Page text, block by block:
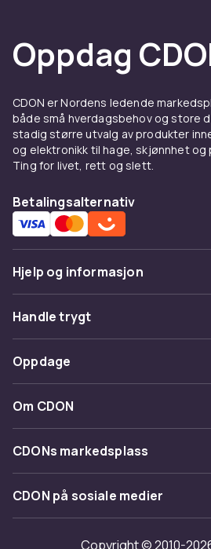
Oppdag
CDON er Nordens ledende
både små hverdagsbehov og store
stadig større utvalg av produkter
og elektronikk til hage, skjønnhet
Ting for livet, rett og slett.
Betalingsalternativ
Hjelp og informasjon
Vanlige spørsmål
Spor pakke
Angre & returner her
Kontakt oss
Handle trygt
Betaling
Levering
Tilbakekallinger
Oppdage
Kategorier
Varemerker
Om CDON
Om oss
Kundeanmeldelser
Jobbe på CDON
Investor relations
CDONs markedsplass
Merchant Help Center
CDON på sosiale medier
Copyright © 2010-